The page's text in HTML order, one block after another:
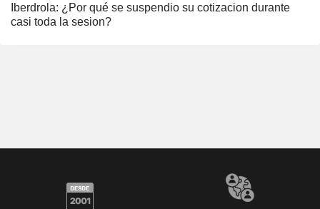
Iberdrola: ¿Por qué se suspendio su cotizacion durante
casi toda la sesion?